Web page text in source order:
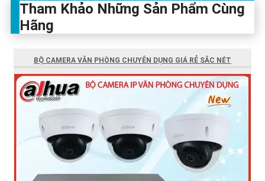
Tham Khảo Những Sản Phẩm Cùng
Hãng
BỘ CAMERA VĂN PHÒNG CHUYÊN DỤNG GIÁ RẺ SĂC NÉT